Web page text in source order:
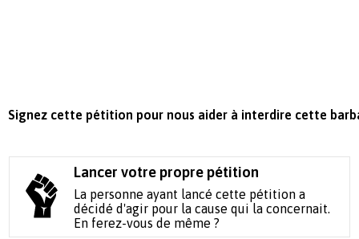
Signez cette pétition pour nous aider à interdire cette
Lancer votre propre pétition
La personne ayant lancé cette pétition a
décidé d'agir pour la cause qui la concernait.
En ferez-vous de même ?